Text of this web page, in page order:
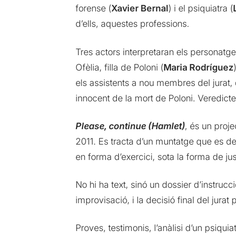
forense (Xavier Bernal) i el psiquiatra (
d’ells, aquestes professions.
Tres actors interpretaran els
Ofèlia, filla de Poloni (Maria Rodríguez
els assistents a nou membres del
innocent de la mort de Poloni.
Please, continue (Hamlet), és un
2011. Es tracta d’un muntatge que es
en forma d’exercici, sota la forma de
No hi ha text, sinó un dossier
improvisació, i la decisió final del jurat
Proves, testimonis, l’anàlisi d’un